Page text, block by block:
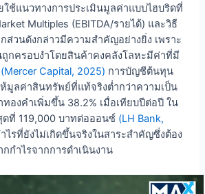
ใช้แนวทางการประเมินมูลค่าแบบไฮบริดที่
Multiples (EBITDA/รายได้) และวิธี
ส่วนดังกล่าวมีความสำคัญอย่างยิ่ง เพราะ
ถูกครอบงำโดยสินค้าคงคลังโลหะมีค่าที่มี
(Mercer Capital, 2025) การบัญชีต้นทุน
มูลค่าสินทรัพย์ที่แท้จริงต่ำกว่าความเป็น
องคำเพิ่มขึ้น 38.2% เมื่อเทียบปีต่อปี ใน
ดที่ 119,000 บาทต่อออนซ์ (LH Bank,
ไรที่ยังไม่เกิดขึ้นจริงในสาระสำคัญซึ่งต้อง
กำไรจากการดำเนินงาน